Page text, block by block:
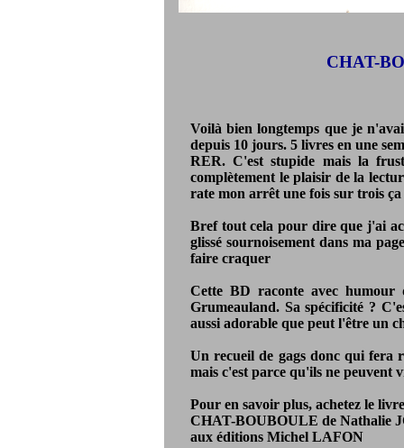
CHAT-
Voilà bien longtemps que je
depuis 10 jours. 5 livres en une
RER. C'est stupide mais la
complètement le plaisir de la
rate mon arrêt une fois sur trois
Bref tout cela pour dire que j'ai
glissé sournoisement dans ma
faire craquer
Cette BD raconte avec humour
Grumeauland. Sa spécificité ?
aussi adorable que peut l'être un
Un recueil de gags donc qui fera
mais c'est parce qu'ils ne peuvent
Pour en savoir plus, achetez le
CHAT-BOUBOULE de Nathalie
aux éditions Michel LAFON